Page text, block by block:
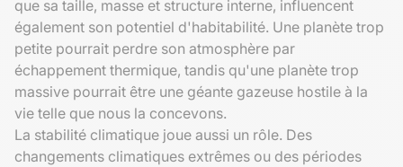
que sa taille, masse et structure interne, influencent
également son potentiel d'habitabilité. Une planète trop
petite pourrait perdre son atmosphère par
échappement thermique, tandis qu'une planète trop
massive pourrait être une géante gazeuse hostile à la
vie telle que nous la concevons.
La stabilité climatique joue aussi un rôle. Des
changements climatiques extrêmes ou des périodes